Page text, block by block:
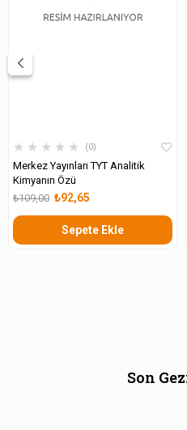
★ ★ ★ ★ ★ 0
Merkez Yayınları TYT Analitik
Kimyanın Özü
₺92,65
₺109,00
Sepete Ekle
Son